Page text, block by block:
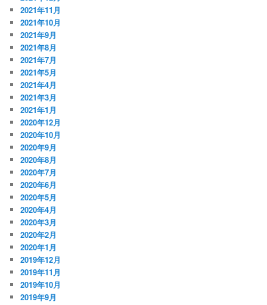
2021年11月
2021年10月
2021年9月
2021年8月
2021年7月
2021年5月
2021年4月
2021年3月
2021年1月
2020年12月
2020年10月
2020年9月
2020年8月
2020年7月
2020年6月
2020年5月
2020年4月
2020年3月
2020年2月
2020年1月
2019年12月
2019年11月
2019年10月
2019年9月